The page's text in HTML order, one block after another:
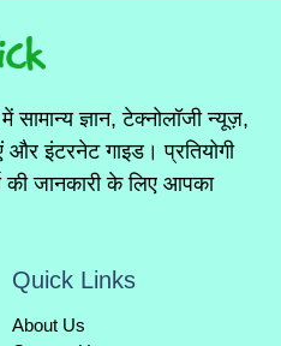
में सामान्य ज्ञान, टेक्नोलॉजी न्यूज़,
इंटरनेट गाइड। प्रतियोगी
की जानकारी के लिए आपका
Quick Links
About Us